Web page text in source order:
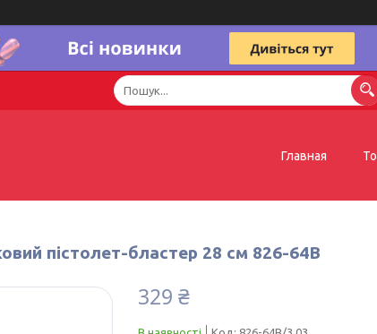
Главная
пістолет-бластер 28 см 826-64В
329 ₴